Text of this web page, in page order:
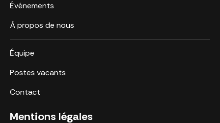
Événements
À propos de nous
Équipe
Postes vacants
Contact
Mentions légales